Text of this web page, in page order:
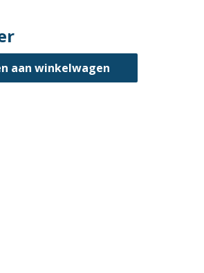
aan winkelwagen